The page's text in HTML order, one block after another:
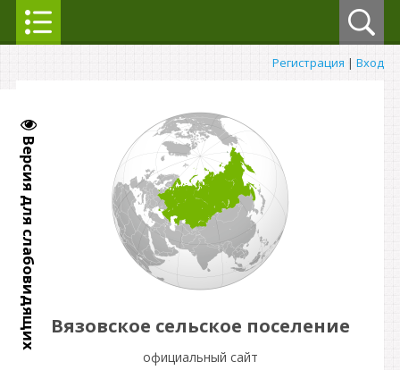
Версия для слабовидящих
Регистрация | Вход
Вязовское сельское поселение
официальный сайт